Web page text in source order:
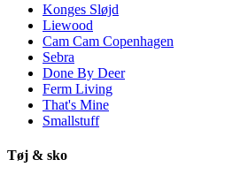
Konges Sløjd
Liewood
Cam Cam Copenhagen
Sebra
Done By Deer
Ferm Living
That's Mine
Smallstuff
Tøj & sko